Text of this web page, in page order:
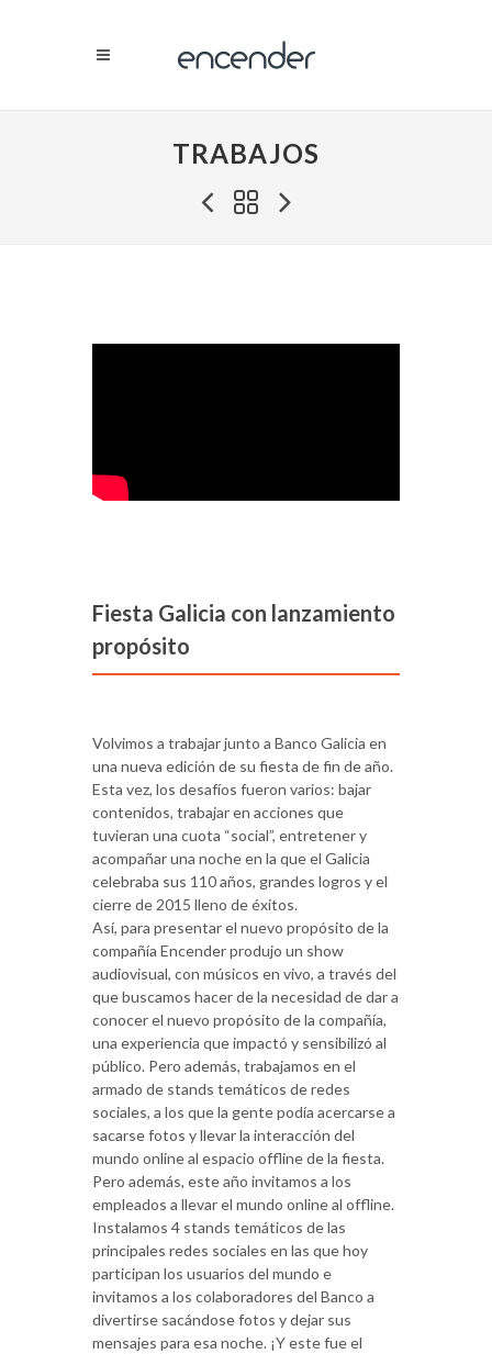
TRABAJOS
Fiesta Galicia con lanzamiento
propósito
Volvimos a trabajar junto a Banco Galicia en
una nueva edición de su fiesta de fin de año.
Esta vez, los desafíos fueron varios: bajar
contenidos, trabajar en acciones que
tuvieran una cuota “social”, entretener y
acompañar una noche en la que el Galicia
celebraba sus 110 años, grandes logros y el
cierre de 2015 lleno de éxitos.
Así, para presentar el nuevo propósito de la
compañía Encender produjo un show
audiovisual, con músicos en vivo, a través del
que buscamos hacer de la necesidad de dar a
conocer el nuevo propósito de la compañía,
una experiencia que impactó y sensibilizó al
público. Pero además, trabajamos en el
armado de stands temáticos de redes
sociales, a los que la gente podía acercarse a
sacarse fotos y llevar la interacción del
mundo online al espacio offline de la fiesta.
Pero además, este año invitamos a los
empleados a llevar el mundo online al offline.
Instalamos 4 stands temáticos de las
principales redes sociales en las que hoy
participan los usuarios del mundo e
invitamos a los colaboradores del Banco a
divertirse sacándose fotos y dejar sus
mensajes para esa noche. ¡Y este fue el